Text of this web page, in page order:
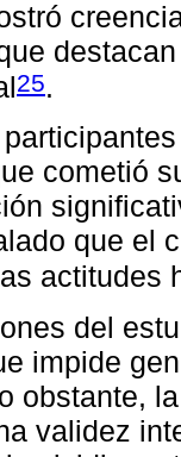
25.
cometió
que el
actitudes
del
impide
obstante,
validez